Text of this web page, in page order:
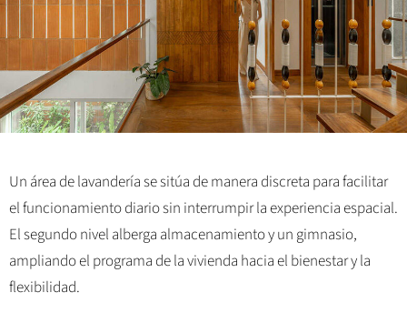
Un área de lavandería se sitúa de manera discreta para facilitar
el funcionamiento diario sin interrumpir la experiencia espacial.
El segundo nivel alberga almacenamiento y un gimnasio,
ampliando el programa de la vivienda hacia el bienestar y la
flexibilidad.